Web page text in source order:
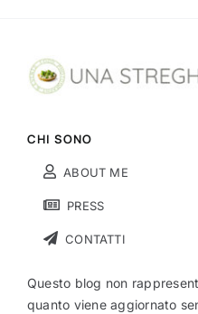
CHI SONO
ABOUT ME
PRESS
CONTATTI
Questo blog non
quanto viene aggiornato